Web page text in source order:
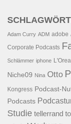
Adam Curry ADM adobe
Corporate Podcasts
Schlämmer iphone
Niche09 Nina Otto
Kongress Podcast-
Podcasts
Studie tellerrand